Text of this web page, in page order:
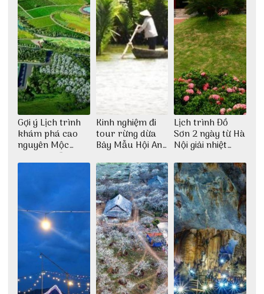
Gợi ý Lịch trình
khám phá cao
nguyên Mộc
Châu 2N1Đ cực
chi tiết
Kinh nghiệm đi
tour rừng dừa
Bảy Mẫu Hội An
Lịch trình Đồ
Sơn 2 ngày từ Hà
Nội giải nhiệt